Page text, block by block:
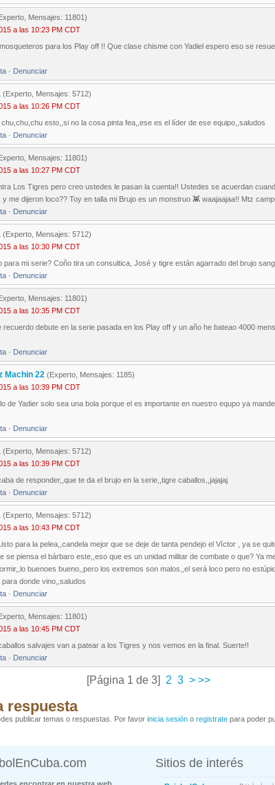
Mensajes: 11801)
a las 10:23 PM CDT
para los Play off !! Que clase chisme con Yadiel espero eso se
· Denunciar
(Experto, Mensajes: 5712)
a las 10:26 PM CDT
esto,,si no la cosa pinta fea,,ese es el líder de ese equipo,,saludos
· Denunciar
Mensajes: 11801)
a las 10:27 PM CDT
Los Tigres pero creo ustedes le pasan la cuenta!! Ustedes se acuerdan
me dijeron loco?? Toy en talla mi Brujo es un monstruo 👾 waajaajaa!! Mtz
· Denunciar
(Experto, Mensajes: 5712)
a las 10:30 PM CDT
para mi serie? Coño tira un consultica, José y tigre están agarrado del brujo
· Denunciar
Mensajes: 11801)
a las 10:35 PM CDT
recuerdo debute en la serie pasada en los Play off y un año he bateao 4000
· Denunciar
Machin 22 (Experto, Mensajes: 1185)
a las 10:39 PM CDT
de Yadier solo sea una bola porque el es importante en nuestro equpo ya
· Denunciar
(Experto, Mensajes: 5712)
a las 10:39 PM CDT
de responder,,que te da el brujo en la serie,,tigre caballos,,jajajaj
· Denunciar
(Experto, Mensajes: 5712)
a las 10:43 PM CDT
para la pelea,,candela mejor que se deje de tanta pendejo el Víctor , ya se
se piensa el bárbaro este,,eso que es un unidad militar de combate o que? Ya
buenoes bueno,,pero los extremos son malos,,el será loco pero no
donde vino,,saludos
· Denunciar
Mensajes: 11801)
a las 10:45 PM CDT
salvajes van a patear a los Tigres y nos vemos en la final. Suerte!!
· Denunciar
[Página 1 de 3] 2 3 > >>
respuesta
publicar temas o respuestas. Por favor inicia sesión o registrate para poder
Sitios de interés